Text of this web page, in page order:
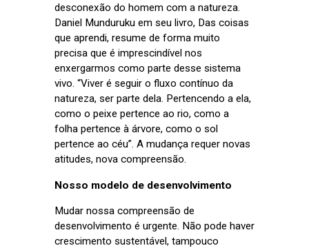
desconexão do homem com a natureza.
Daniel Munduruku em seu livro, Das coisas
que aprendi, resume de forma muito
precisa que é imprescindível nos
enxergarmos como parte desse sistema
vivo. “Viver é seguir o fluxo contínuo da
natureza, ser parte dela. Pertencendo a ela,
como o peixe pertence ao rio, como a
folha pertence à árvore, como o sol
pertence ao céu”. A mudança requer novas
atitudes, nova compreensão.
Nosso modelo de desenvolvimento
Mudar nossa compreensão de
desenvolvimento é urgente. Não pode haver
crescimento sustentável, tampouco